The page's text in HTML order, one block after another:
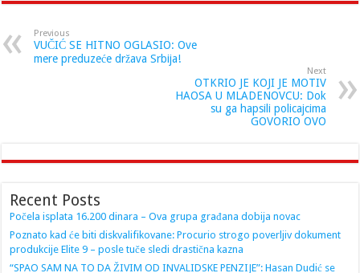
Previous
VUČIĆ SE HITNO OGLASIO: Ove
mere preduzeće država Srbija!
Next
OTKRIO JE KOJI JE MOTIV
HAOSA U MLADENOVCU: Dok
su ga hapsili policajcima
GOVORIO OVO
Recent Posts
Počela isplata 16.200 dinara – Ova grupa građana dobija novac
Poznato kad će biti diskvalifikovane: Procurio strogo poverljiv dokument
produkcije Elite 9 – posle tuče sledi drastična kazna
“SPAO SAM NA TO DA ŽIVIM OD INVALIDSKE PENZIJE”: Hasan Dudić se